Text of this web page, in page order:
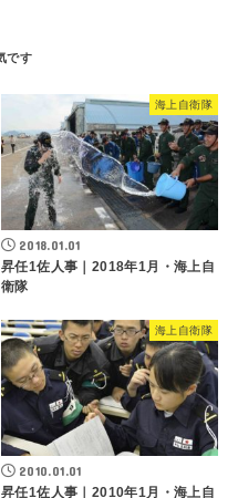
海上自衛隊
2018.01.01
昇任1佐人事｜2018年1月・海上自
衛隊
海上自衛隊
2010.01.01
昇任1佐人事｜2010年1月・海上自